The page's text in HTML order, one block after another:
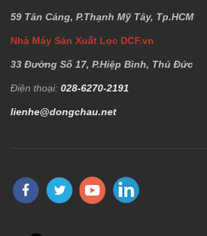
59 Tân Cảng, P.Thạnh Mỹ Tây, Tp.HCM
Nhà Máy Sản Xuất Lọc DCF.vn
33 Đường Số 17, P.Hiệp Bình, Thủ Đức
Điện thoại: 028-6270-2191
lienhe@dongchau.net